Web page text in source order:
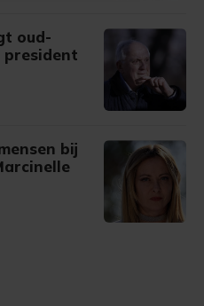
of intrekken.
oud-
bij